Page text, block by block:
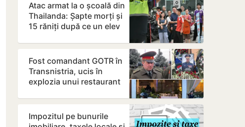
Atac armat la o școală din
Thailanda: Șapte morți și
15 răniți după ce un elev
Fost comandant GOTR în
Transnistria, ucis în
explozia unui restaurant
Impozitul pe bunurile